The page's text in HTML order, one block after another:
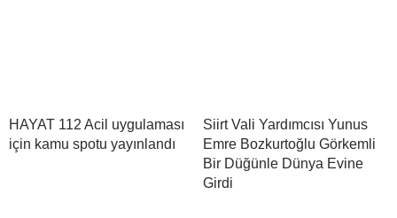
HAYAT 112 Acil uygulaması
için kamu spotu yayınlandı
Siirt Vali Yardımcısı Yunus
Emre Bozkurtoğlu Görkemli
Bir Düğünle Dünya Evine
Girdi